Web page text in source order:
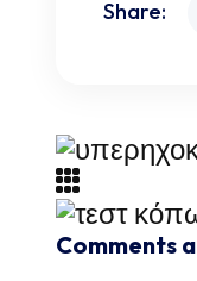
Share:
Comments